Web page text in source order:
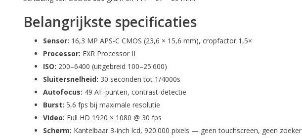
Belangrijkste specificaties
Sensor: 16,3 MP APS-C CMOS (23,6 × 15,6 mm), cropfactor 1,5×
Processor: EXR Processor II
ISO: 200–6400 (uitgebreid 100–25.600)
Sluitersnelheid: 30 seconden tot 1/4000s
Autofocus: 49 AF-punten, contrast-detectie
Burst: 5,6 fps bij maximale resolutie
Video: Full HD 1920 × 1080 @ 30 fps
Scherm: Kantelbaar 3-inch lcd, 920.000 pixels — geen touchscreen, geen zoeker